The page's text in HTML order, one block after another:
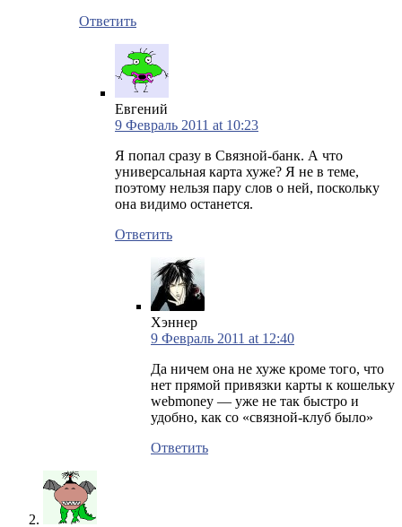
Ответить
Евгений
9 Февраль 2011 at 10:23
Я попал сразу в Связной-банк. А что
универсальная карта хуже? Я не в теме,
поэтому нельзя пару слов о ней, поскольку
она видимо останется.
Ответить
Хэннер
9 Февраль 2011 at 12:40
Да ничем она не хуже кроме того, что
нет прямой привязки карты к кошельку
webmoney — уже не так быстро и
удобно, как со «связной-клуб было»
Ответить